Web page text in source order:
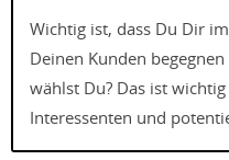
Wichtig ist, dass Du Dir
Deinen Kunden
wählst Du? Das ist
Interessenten und